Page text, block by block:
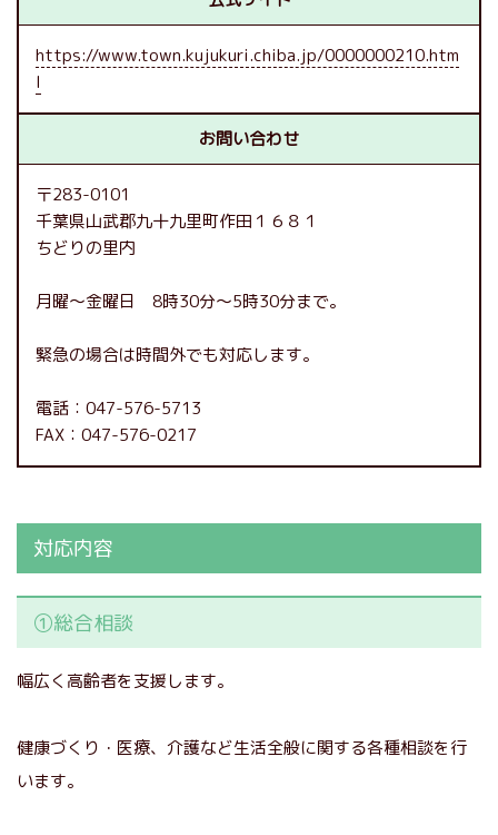
https://www.town.kujukuri.chiba.jp/0000000210.htm
l
お問い合わせ
〒283-0101
千葉県山武郡九十九里町作田１６８１
ちどりの里内
月曜～金曜日 8時30分～5時30分まで。
緊急の場合は時間外でも対応します。
電話：047-576-5713
FAX：047-576-0217
対応内容
①総合相談
幅広く高齢者を支援します。
健康づくり・医療、介護など生活全般に関する各種相談を行
います。